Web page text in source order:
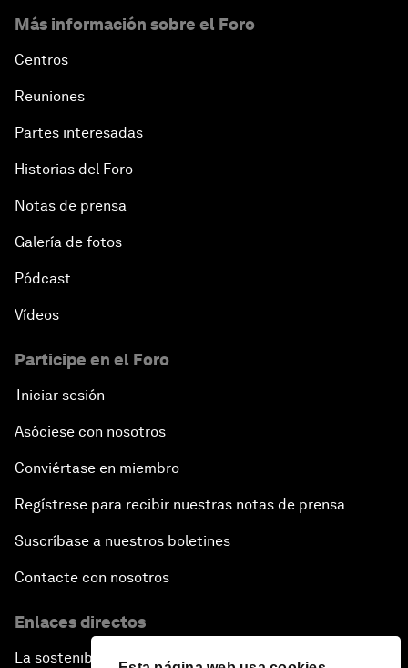
Más información sobre el Foro
Centros
Reuniones
Partes interesadas
Historias del Foro
Notas de prensa
Galería de fotos
Pódcast
Vídeos
Participe en el Foro
Iniciar sesión
Asóciese con nosotros
Conviértase en miembro
Regístrese para recibir nuestras notas de prensa
Suscríbase a nuestros boletines
Contacte con nosotros
Enlaces directos
La sostenibilidad en el Foro